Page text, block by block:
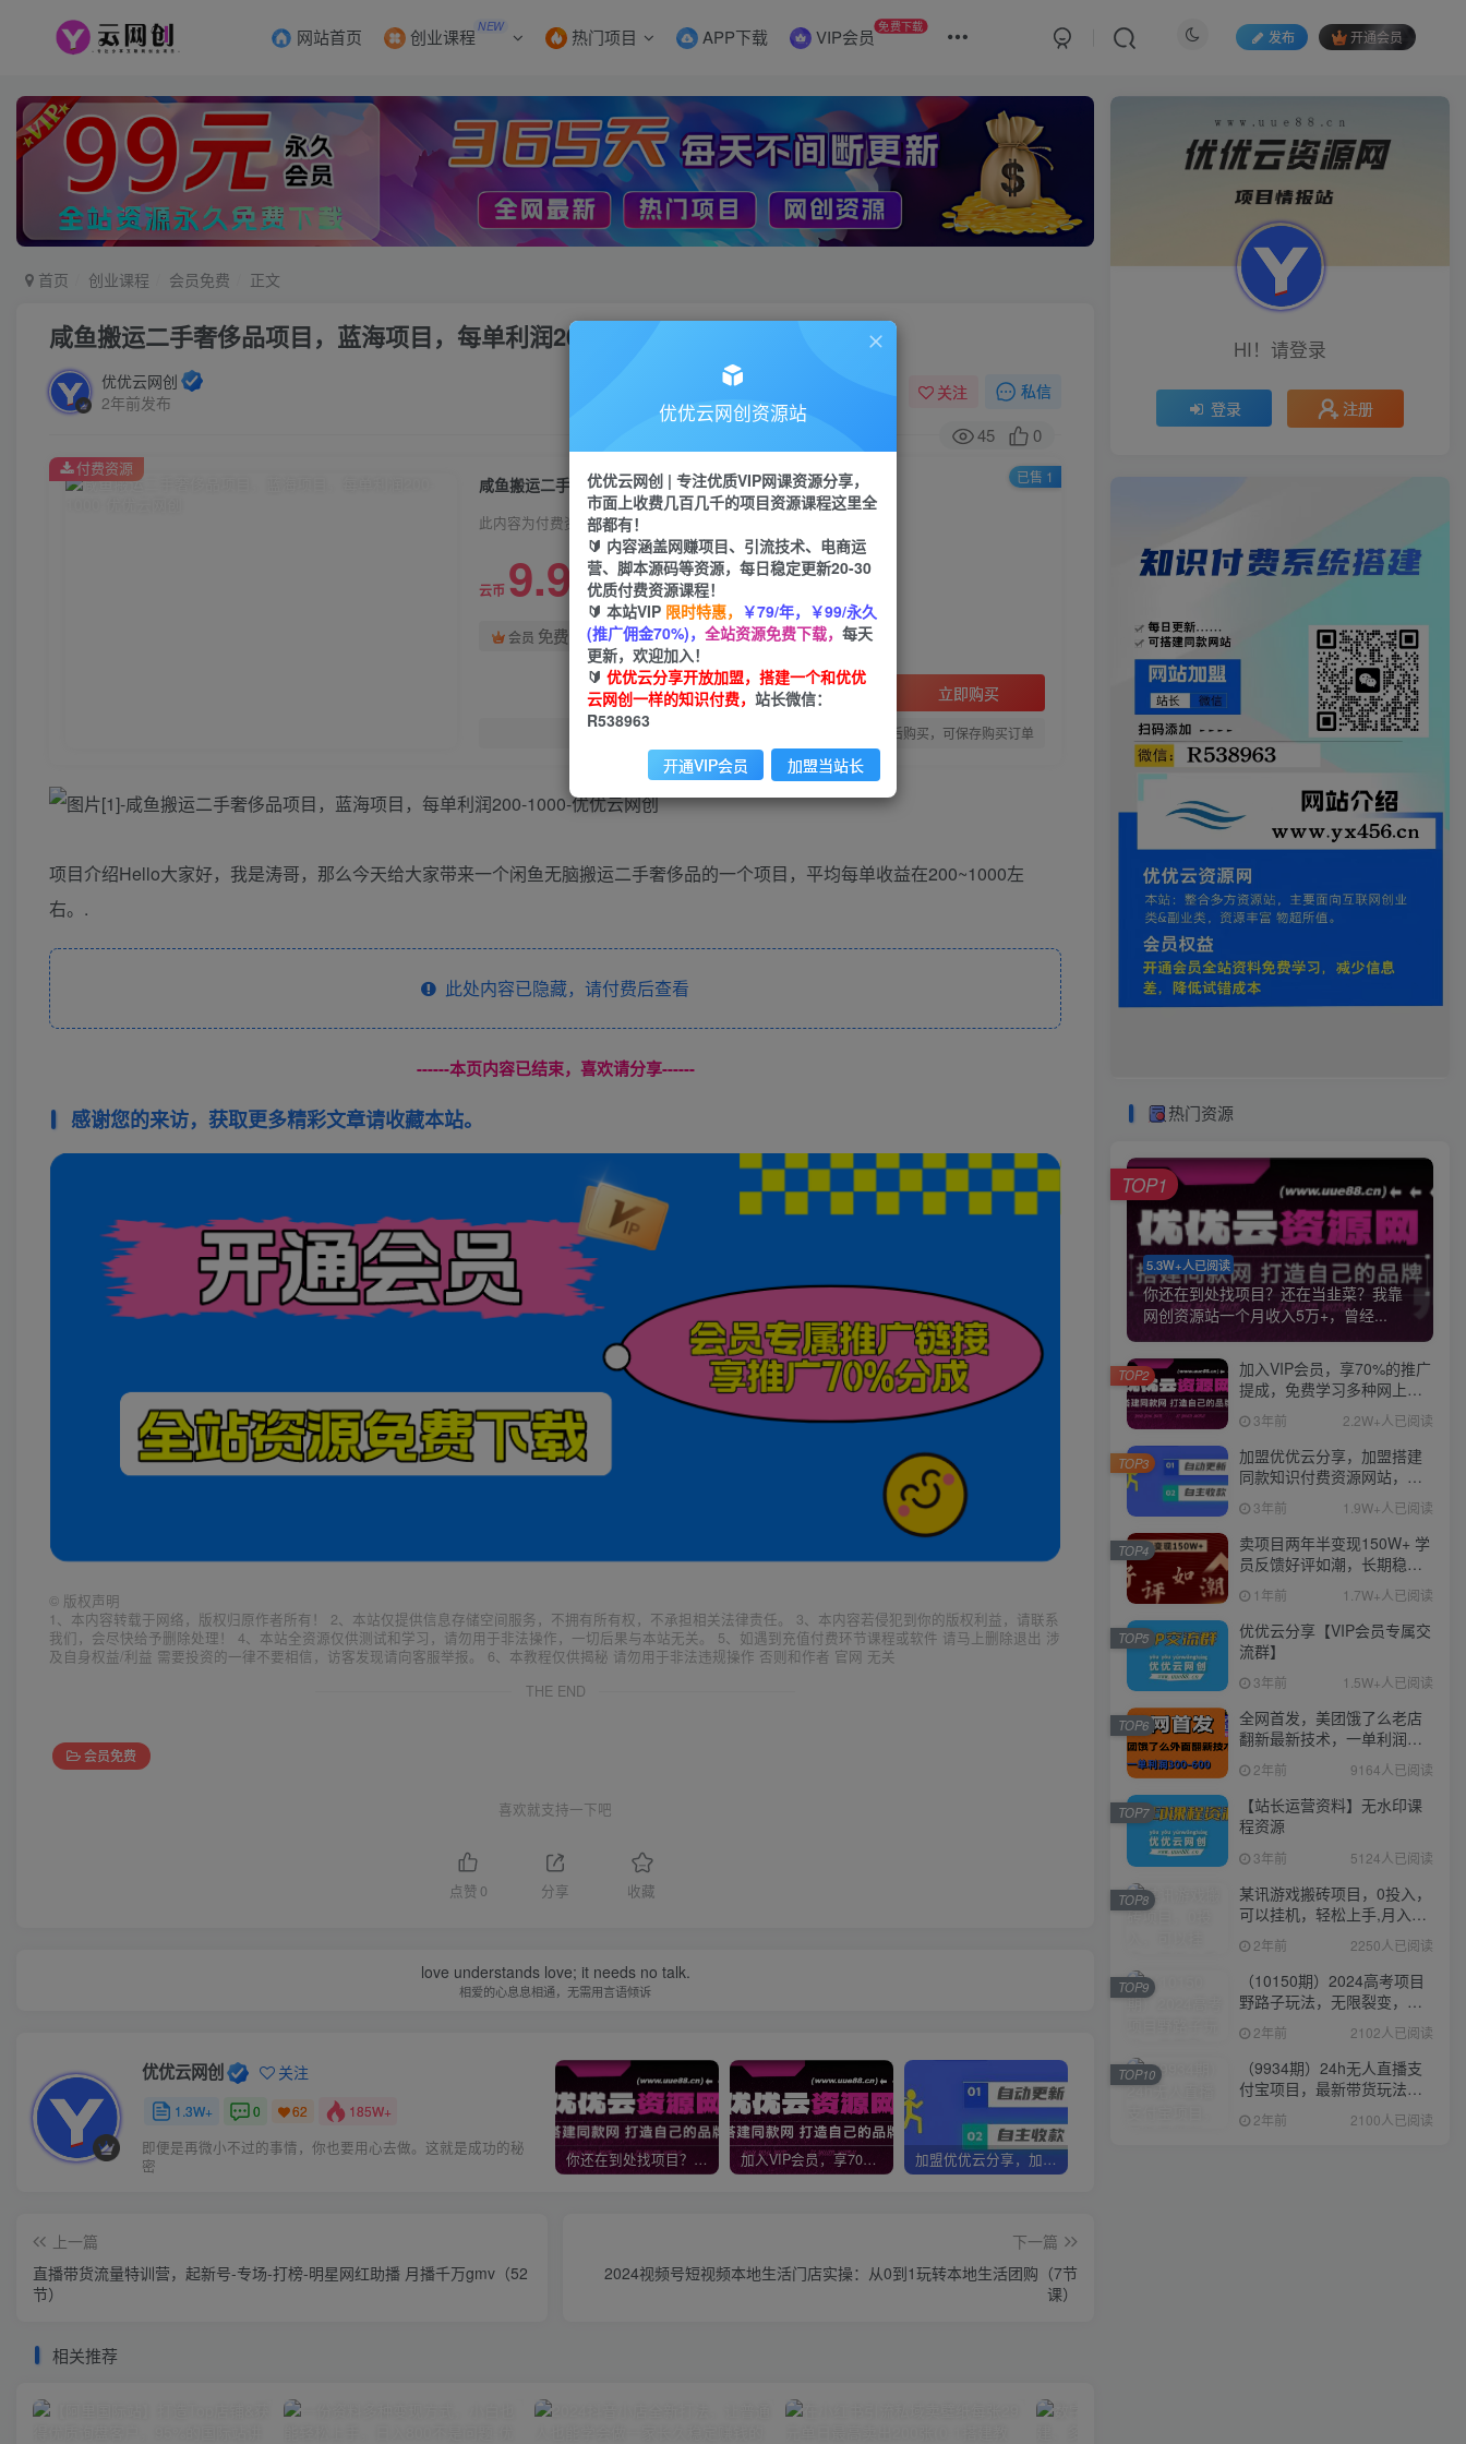
网站首页 创业课程 NEW 热门项目 APP下载 VIP会员 免费下载
发布 开通会员
首页 创业课程 会员免费 正文
咸鱼搬运二手奢侈品项目，蓝海项目，每单利润200-1000
优优云网创
2年前发布
关注 私信
45 0
咸鱼搬运二手奢侈品项目，蓝海项目，每单利润200-1000
此内容为付费资源，请付费后查看
云币 9.9 限时特惠
云币99
会员 免费
立即购买
您当前未登录！建议登陆后购买，可保存购买订单
付费资源 已售 1
项目介绍Hello大家好，我是涛哥，那么今天给大家带来一个闲鱼无脑搬运二手奢侈品的一个项目，平均每单收益在200~1000左
右。.
此处内容已隐藏，请付费后查看
------本页内容已结束，喜欢请分享------
感谢您的来访，获取更多精彩文章请收藏本站。
© 版权声明
1、本内容转载于网络，版权归原作者所有！ 2、本站仅提供信息存储空间服务，不拥有所有权，不承担相关法律责任。 3、本内容若侵犯到你的版权利益，请联系
我们，会尽快给予删除处理！ 4、本站全资源仅供测试和学习，请勿用于非法操作，一切后果与本站无关。 5、如遇到充值付费环节课程或软件 请马上删除退出 涉
及自身权益/利益 需要投资的一律不要相信，访客发现请向客服举报。 6、本教程仅供揭秘 请勿用于非法违规操作 否则和作者 官网 无关
THE END
会员免费
喜欢就支持一下吧
点赞 0 分享 收藏
love understands love; it needs no talk.
相爱的心息息相通，无需用言语倾诉
优优云网创 关注
1.3W+ 0 62 185W+
即便是再微小不过的事情，你也要用心去做。这就是成功的秘
密
你还在到处找项目？还在当韭菜？我靠网创资源站一个月收入5万+，曾经我也是个失败者。 加入VIP会员，享70%的推广提成，免费学习多种网上创业课程，菜鸟秒变大神！ 加盟优优云分享，加盟搭建同款知识付费资源网站，实现长期稳定被动收入~
上一篇
直播带货流量特训营，起新号-专场-打榜-明星网红助播 月播千万gmv（52
节）
下一篇
2024视频号短视频本地生活门店实操：从0到1玩转本地生活团购（7节
课）
相关推荐
HI！请登录
登录 注册
热门资源
5.3W+人已阅读
你还在到处找项目？还在当韭菜？我靠
网创资源站一个月收入5万+，曾经...
TOP1
加入VIP会员，享70%的推广
提成，免费学习多种网上创
业课程，菜鸟秒变大神！
3年前 2.2W+人已阅读
TOP2
加盟优优云分享，加盟搭建
同款知识付费资源网站，实
现长期稳定被动收入~
3年前 1.9W+人已阅读
TOP3
卖项目两年半变现150W+ 学
员反馈好评如潮，长期稳定
变现，可以一直干到老！
1年前 1.7W+人已阅读
TOP4
优优云分享【VIP会员专属交
流群】
3年前 1.5W+人已阅读
TOP5
全网首发，美团饿了么老店
翻新最新技术，一单利润
300-600
2年前 9164人已阅读
TOP6
【站长运营资料】无水印课
程资源
3年前 5124人已阅读
TOP7
某讯游戏搬砖项目，0投入，
可以挂机，轻松上手,月入
3000+上不封顶
2年前 2250人已阅读
TOP8
（10150期）2024高考项目
野路子玩法，无限裂变，最
高一天1W＋！
2年前 2102人已阅读
TOP9
（9934期）24h无人直播支
付宝项目，最新带货玩法，
纯躺赚实测日入500+
2年前 2100人已阅读
TOP10
优优云网创资源站
优优云网创 | 专注优质VIP网课资源分享，
市面上收费几百几千的项目资源课程这里全
部都有！
🔰 内容涵盖网赚项目、引流技术、电商运
营、脚本源码等资源，每日稳定更新20-30
优质付费资源课程！
🔰 本站VIP 限时特惠， ￥79/年，￥99/永久
(推广佣金70%)， 全站资源免费下载， 每天
更新，欢迎加入！
🔰 优优云分享开放加盟，搭建一个和优优
云网创一样的知识付费， 站长微信：
R538963
开通VIP会员 加盟当站长